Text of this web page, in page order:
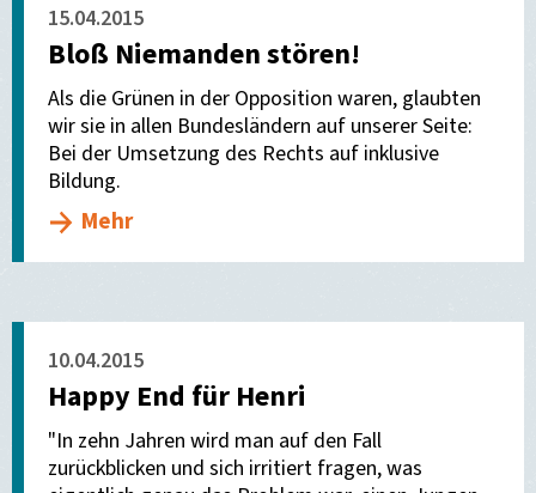
15.04.2015
Bloß Niemanden stören!
Als die Grünen in der Opposition waren, glaubten
wir sie in allen Bundesländern auf unserer Seite:
Bei der Umsetzung des Rechts auf inklusive
Bildung.
Mehr
10.04.2015
Happy End für Henri
"In zehn Jahren wird man auf den Fall
zurückblicken und sich irritiert fragen, was